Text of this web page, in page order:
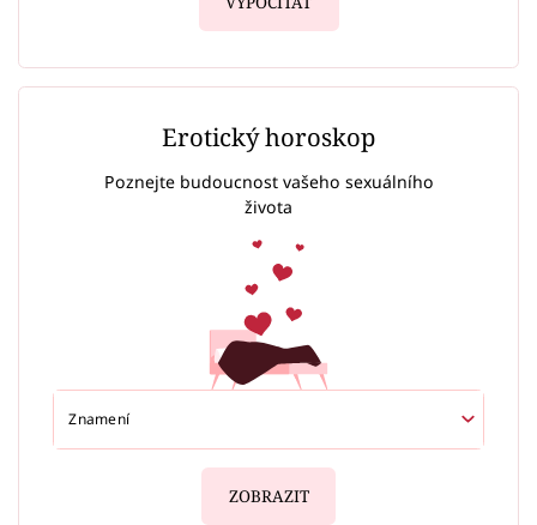
Erotický horoskop
Poznejte budoucnost vašeho sexuálního
života
ZOBRAZIT